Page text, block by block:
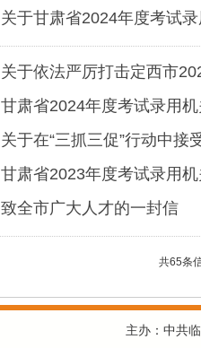
关于甘肃省2024年度考试
关于依法严厉打击定西市
甘肃省2024年度考试录用
关于在“三抓三促”行动中接
甘肃省2023年度考试录用
致全市广大人才的一封信
共65条
主办：中共